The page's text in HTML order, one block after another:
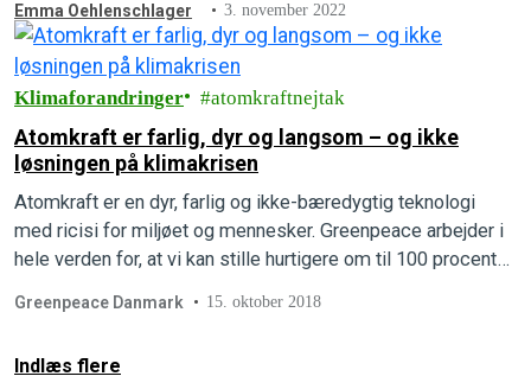
Emma Oehlenschlager 3. november 2022
Klimaforandringer atomkraftnejtak
Atomkraft er farlig, dyr og langsom – og ikke
løsningen på klimakrisen
Atomkraft er en dyr, farlig og ikke-bæredygtig teknologi
med ricisi for miljøet og mennesker. Greenpeace arbejder i
hele verden for, at vi kan stille hurtigere om til 100 procent
Greenpeace Danmark 15. oktober 2018
Indlæs flere